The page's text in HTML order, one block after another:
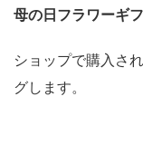
母の日フラワーギ
ショップで購入さ
グします。